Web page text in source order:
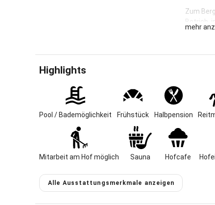
Zum
Betrieb,
Für
genug
Geführte
mehr
Highlights
Pool / Bademöglichkeit Frühstück Halbpension
Mitarbeit am Hof möglich Sauna Hofcafe
Alle Ausstattungsmerkmale anzeigen